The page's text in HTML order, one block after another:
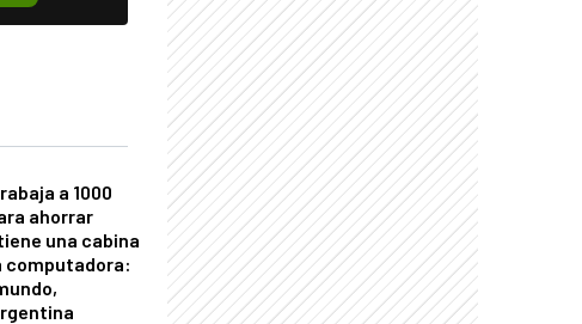
a 1000
ahorrar
una cabina
computadora: